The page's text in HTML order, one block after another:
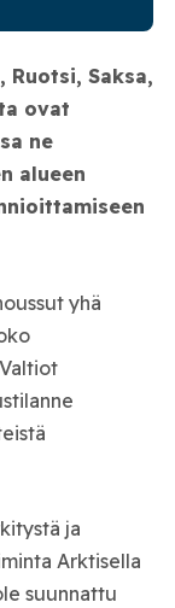
Ruotsi, Saksa,
ovat
ne
alueen
yhä
ja
Arktisella
suunnattu